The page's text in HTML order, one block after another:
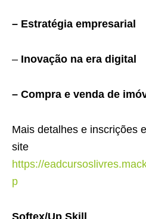
– Estratégia empresarial
– Inovação na era digital
– Compra e venda de
Mais detalhes e inscrições
site
https://
p
Softex/Up Skill